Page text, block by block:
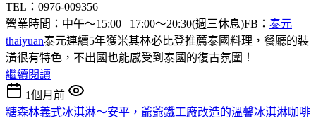
TEL：0976-009356
營業時間：中午～15:00 17:00～20:30(週三休息)FB： 泰元
thaiyuan泰元連續5年獲米其林必比登推薦泰國料理，餐廳的裝
潢很有特色，不出國也能感受到泰國的復古氛圍！
繼續閱讀
1個月前
糖森林義式冰淇淋～安平，爺爺鐵工廠改造的溫馨冰淇淋咖啡